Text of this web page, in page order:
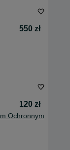
550 zł
120 zł
Ochronnym